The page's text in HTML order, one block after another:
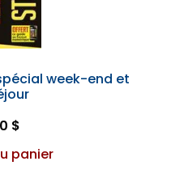
week-end et
$
panier